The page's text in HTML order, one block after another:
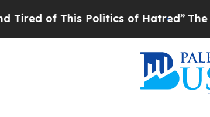
This Politics of Hatred” The Story